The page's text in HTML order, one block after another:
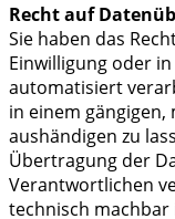
Recht auf
Sie haben das
Einwilligung oder
automatisiert
in einem
aushändigen zu
Übertragung der
Verantwortlichen
technisch machbar